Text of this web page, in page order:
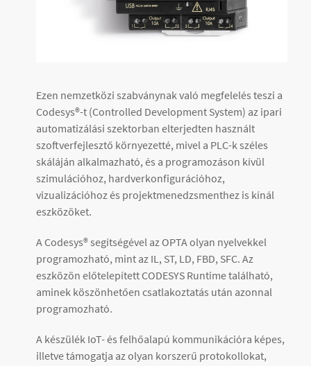
Ezen nemzetközi szabványnak való megfelelés teszi a
Codesys®-t (Controlled Development System) az ipari
automatizálási szektorban elterjedten használt
szoftverfejlesztő környezetté, mivel a PLC-k széles
skáláján alkalmazható, és a programozáson kívül
szimulációhoz, hardverkonfigurációhoz,
vizualizációhoz és projektmenedzsmenthez is kínál
eszközöket.
A Codesys® segítségével az OPTA olyan nyelvekkel
programozható, mint az IL, ST, LD, FBD, SFC. Az
eszközön előtelepített CODESYS Runtime található,
aminek köszönhetően csatlakoztatás után azonnal
programozható.
A készülék IoT- és felhőalapú kommunikációra képes,
illetve támogatja az olyan korszerű protokollokat,